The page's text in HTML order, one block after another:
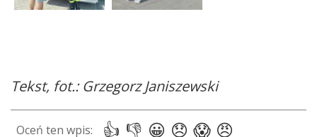
Tekst, fot.: Grzegorz Janiszewski